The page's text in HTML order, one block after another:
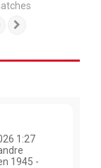
1:27
1945 -